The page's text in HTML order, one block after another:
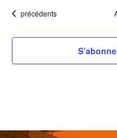
Évènements
précédents